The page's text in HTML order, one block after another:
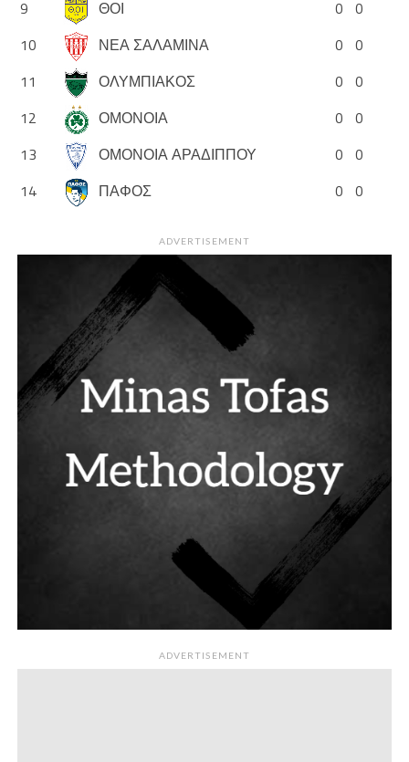
9 ΘΟΙ 0 0
10
ΝΕΑ ΣΑΛΑΜΙΝΑ 0 0
11
ΟΛΥΜΠΙΑΚΟΣ 0 0
12
ΟΜΟΝΟΙΑ 0 0
13
ΟΜΟΝΟΙΑ ΑΡΑΔΙΠΠΟΥ 0 0
14
ΠΑΦΟΣ 0 0
ADVERTISEMENT
ADVERTISEMENT